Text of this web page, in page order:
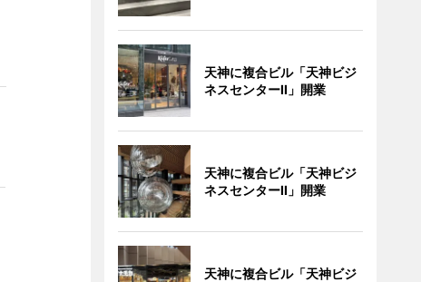
天神に複合ビル「天神ビジ
ネスセンターII」開業
天神に複合ビル「天神ビジ
ネスセンターII」開業
天神に複合ビル「天神ビジ